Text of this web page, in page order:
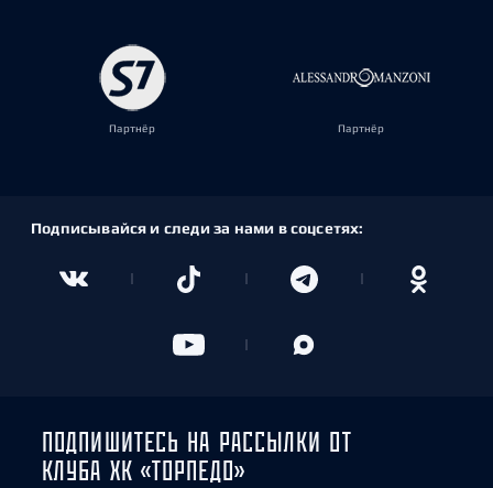
Партнёр Партнёр
Подписывайся и следи за нами в соцсетях:
ПОДПИШИТЕСЬ НА РАССЫЛКИ ОТ
КЛУБА ХК «ТОРПЕДО»